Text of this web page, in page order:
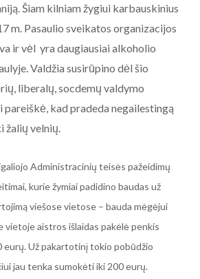
Šiam kilniam žygiui karbauskinius
m. Pasaulio sveikatos organizacijos
ir vėl yra daugiausiai alkoholio
Valdžia susirūpino dėl šio
liberalų, socdemų valdymo
kad pradeda negailestingą
žalių velnių.
Administracinių teisės pažeidimų
kurie žymiai padidino baudas už
viešose vietose – bauda mėgėjui
vietoje aistros išlaidas pakėlė penkis
Už pakartotinį tokio pobūdžio
jau tenka sumokėti iki 200 eurų.